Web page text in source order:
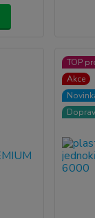
TOP
Akce